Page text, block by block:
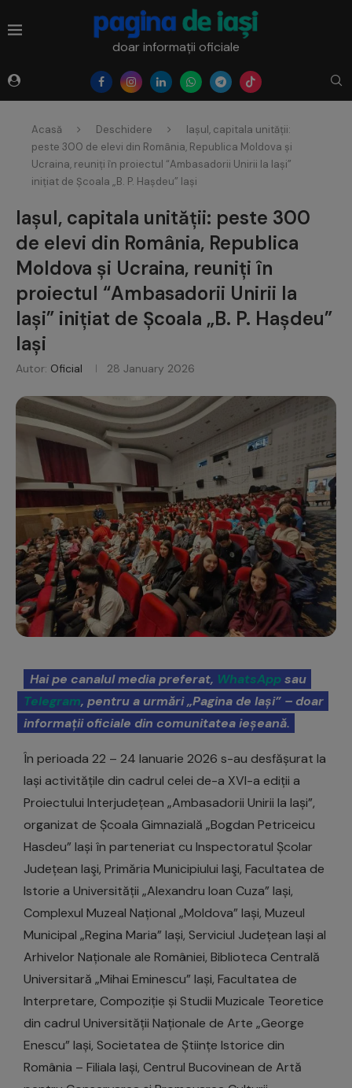
doar informații oficiale
Acasă Deschidere
Iașul, capitala unității:
peste 300 de elevi din România, Republica Moldova și
Ucraina, reuniți în proiectul “Ambasadorii Unirii la Iași”
inițiat de Școala „B. P. Hașdeu” Iași
Iașul, capitala unității: peste 300
de elevi din România, Republica
Moldova și Ucraina, reuniți în
proiectul “Ambasadorii Unirii la
Iași” inițiat de Școala „B. P. Hașdeu”
Iași
Autor: Oficial 28 January 2026
Hai pe canalul media preferat, WhatsAppsau
Telegram, pentru a urmări „Pagina de Iași” – doar
informații oficiale din comunitatea ieșeană.
În perioada 22 – 24 Ianuarie 2026 s-au desfășurat la
Iași activitățile din cadrul celei de-a XVI-a ediții a
Proiectului Interjudețean „Ambasadorii Unirii la Iași”,
organizat de Școala Gimnazială „Bogdan Petriceicu
Hasdeu” Iași în parteneriat cu Inspectoratul Școlar
Județean Iaşi, Primăria Municipiului Iaşi, Facultatea de
Istorie a Universității „Alexandru Ioan Cuza” Iași,
Complexul Muzeal Național „Moldova” Iași, Muzeul
Municipal „Regina Maria” Iași, Serviciul Județean Iași al
Arhivelor Naționale ale României, Biblioteca Centrală
Universitară „Mihai Eminescu” Iași, Facultatea de
Interpretare, Compoziție și Studii Muzicale Teoretice
din cadrul Universității Naționale de Arte „George
Enescu” Iași, Societatea de Științe Istorice din
România – Filiala Iași, Centrul Bucovinean de Artă